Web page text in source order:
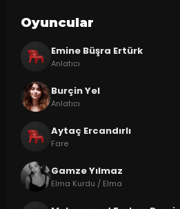
Oyuncular
Emine Büşra Ertürk
Anlatıcı
Burçin Yel
Anlatıcı
Aytaç Ercandırlı
Fare
Gamze Yılmaz
Elma Kurdu / Elma